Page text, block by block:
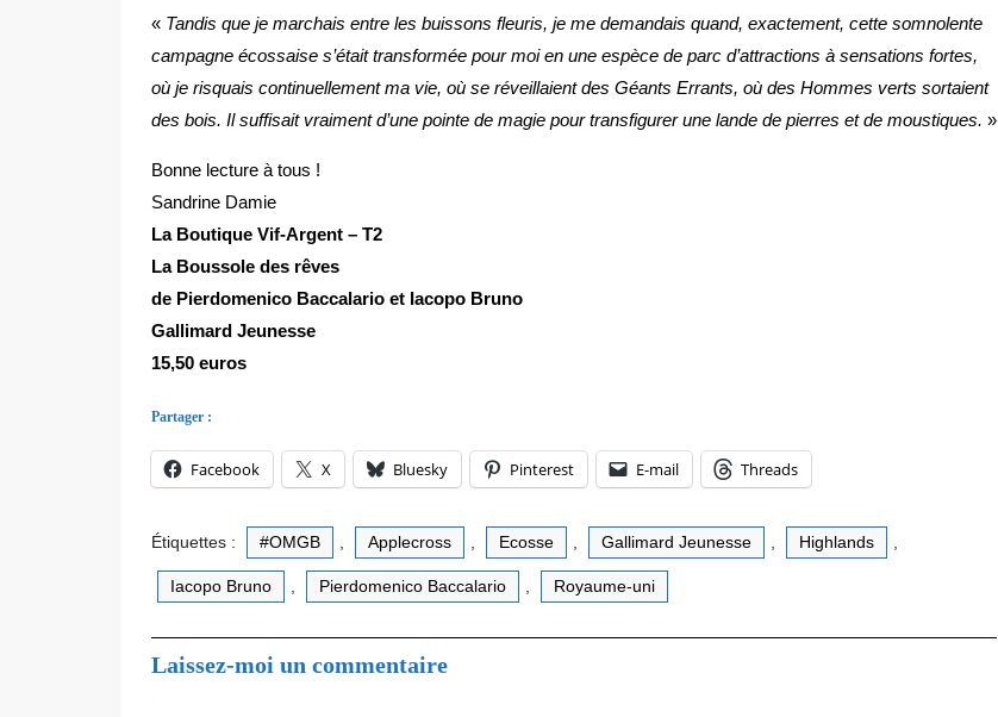
« Tandis que je marchais entre les buissons fleuris, je me demandais quand, exactement, cette somnolente
campagne écossaise s’était transformée pour moi en une espèce de parc d’attractions à sensations fortes,
où je risquais continuellement ma vie, où se réveillaient des Géants Errants, où des Hommes verts sortaient
des bois. Il suffisait vraiment d’une pointe de magie pour transfigurer une lande de pierres et de moustiques. »
Bonne lecture à tous !
Sandrine Damie
La Boutique Vif-Argent – T2
La Boussole des rêves
de Pierdomenico Baccalario et Iacopo Bruno
Gallimard Jeunesse
15,50 euros
Partager :
Facebook X Bluesky Pinterest E-mail Threads
Étiquettes : #OMGB Applecross Ecosse Gallimard Jeunesse Highlands
Iacopo Bruno Pierdomenico Baccalario Royaume-uni
Laissez-moi un commentaire